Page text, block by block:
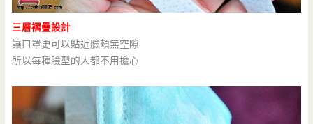
三層褶疊設計
讓口罩更可以貼近臉頰無空隙
所以每種臉型的人都不用擔心